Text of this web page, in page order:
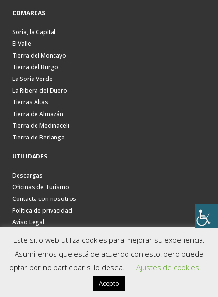
COMARCAS
Soria, la Capital
El Valle
Tierra del Moncayo
Tierra del Burgo
La Soria Verde
La Ribera del Duero
Tierras Altas
Tierra de Almazán
Tierra de Medinaceli
Tierra de Berlanga
UTILIDADES
Descargas
Oficinas de Turismo
Contacta con nosotros
Política de privacidad
Aviso Legal
Este sitio web utiliza cookies para mejorar su experiencia.
Asumiremos que está de acuerdo con esto, pero puede
optar por no participar si lo desea.
Ajustes de cookies
Acepto